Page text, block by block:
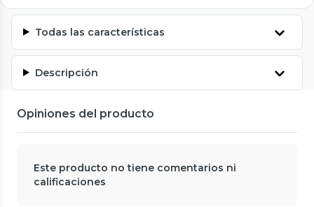
Todas las características
Descripción
Opiniones del producto
Este producto no tiene comentarios ni
calificaciones